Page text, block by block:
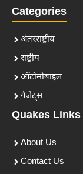
Categories
अंतरराष्ट्रीय
राष्ट्रीय
ऑटोमोबाइल
गैजेट्स
Quakes Links
About Us
Contact Us